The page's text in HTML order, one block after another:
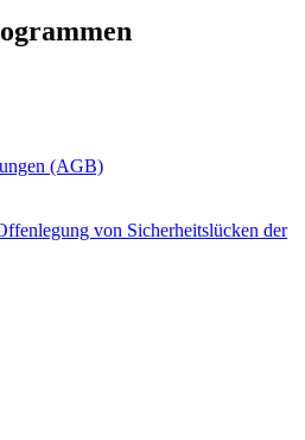
(AGB)
von Sicherheitslücken der